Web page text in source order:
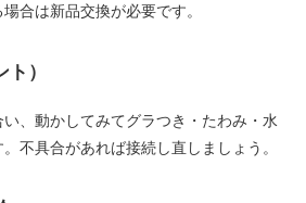
合は新品交換が必要です。
）
、動かしてみてグラつき・たわみ・水
不具合があれば接続し直しましょう。